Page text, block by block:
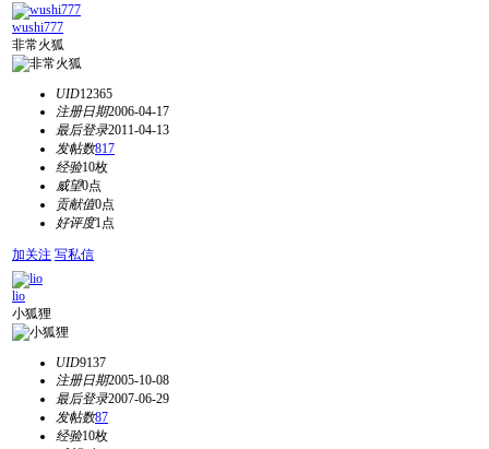
wushi777
非常火狐
UID12365
注册日期2006-04-17
最后登录2011-04-13
发帖数817
经验10枚
威望0点
贡献值0点
好评度1点
加关注 写私信
lio
小狐狸
UID9137
注册日期2005-10-08
最后登录2007-06-29
发帖数87
经验10枚